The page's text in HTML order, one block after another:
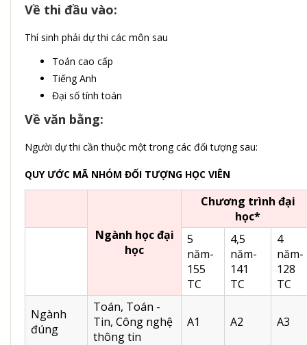
Về thi đầu vào:
Thí sinh phải dự thi các môn sau
Toán cao cấp
Tiếng Anh
Đại số tính toán
Về văn bằng:
Người dự thi cần thuộc một trong các đối tượng sau:
QUY ƯỚC MÃ NHÓM ĐỐI TƯỢNG HỌC VIÊN
Ngành học đại
học
Chương trình đại
học*
5
năm-
155
TC
4,5
năm-
141
TC
4
năm-
128
TC
Ngành
đúng
Toán, Toán -
Tin, Công nghệ
thông tin
A1 A2 A3